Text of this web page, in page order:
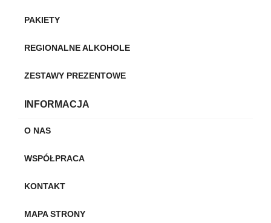
PAKIETY
REGIONALNE ALKOHOLE
ZESTAWY PREZENTOWE
INFORMACJA
O NAS
WSPÓŁPRACA
KONTAKT
MAPA STRONY